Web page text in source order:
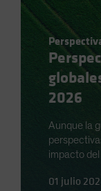
2026
Aunque la
impacto
01 julio